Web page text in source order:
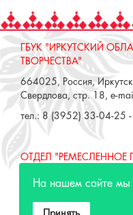
ГБУК "ИРКУТСКИЙ
ТВОРЧЕСТВА"
664025, Россия,
Свердлова, стр. 18, e-
тел.: 8 (3952) 33-04-25 -
ОТДЕЛ "РЕМЕСЛЕННОЕ
664025, Россия,
тел.: 8 (3952) 48-71-30
На нашем сайте мы